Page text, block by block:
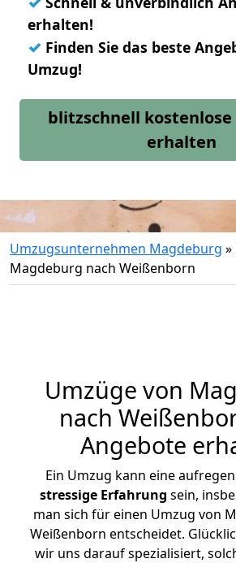
erhalten!
✓ Finden Sie das beste
Umzug!
blitzschnell
erhalten
Umzugsunternehmen Magdeburg »
Magdeburg nach Weißenborn
Umzüge von
nach
Angebote
Ein Umzug kann eine
stressige Erfahrung sein,
man sich für einen Umzug von
Weißenborn entscheidet.
wir uns darauf spezialisiert,